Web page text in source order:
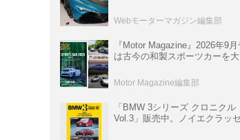
イパーカー【スーパーカークロ
クル・完全版／116】
Webモーターマガジン編集部
『Motor Magazine』2026年9月
は古今の和製スポーツカーを大
情報も満載
Motor Magazine編集部
「BMW 3シリーズ クロニクル
Vol.3」販売中。ノイエクラッ